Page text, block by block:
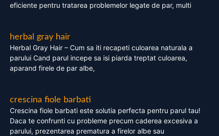
eficiente pentru tratarea problemelor legate de par, multi
herbal gray hair
Herbal Gray Hair – Cum sa iti recapeti culoarea naturala a
parului Cand parul incepe sa isi piarda treptat culoarea,
aparand firele de par albe,
crescina fiole barbati
Crescina fiole barbati este solutia perfecta pentru parul tau!
Daca te confrunti cu probleme precum caderea excesiva a
parului, prezentarea prematura a firelor albe sau